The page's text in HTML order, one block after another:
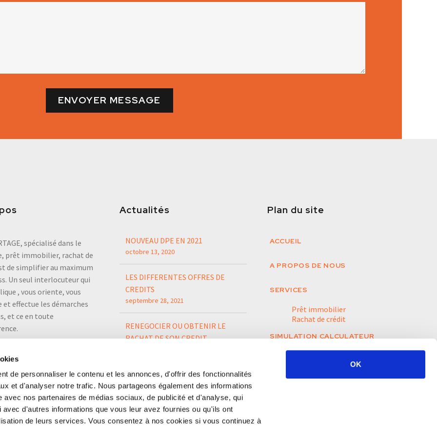
de personnaliser le contenu et les annonces, d'offrir des fonctionnalités
et d'analyser notre trafic. Nous partageons également des informations
avec nos partenaires de médias sociaux, de publicité et d'analyse, qui
d'autres informations que vous leur avez fournies ou qu'ils ont
de leurs services. Vous consentez à nos cookies si vous continuez à
OK
spécialisé dans le
prêt immobilier, rachat de
de simplifier au maximum
Un seul interlocuteur qui
, vous oriente, vous
et effectue les démarches
et ce en toute
Actualités
NOUVEAU DPE EN 2021
octobre 13, 2020
LES DIFFERENTES OFFRES DE
CREDITS
septembre 28, 2021
RENEGOCIER OU OBTENIR LE
RACHAT DE SON CREDIT
Plan du site
ACCUEIL
A PROPOS DE NOUS
SERVICES
Prêt immobilier
Rachat de crédit
SIMULATION CALCULATEUR